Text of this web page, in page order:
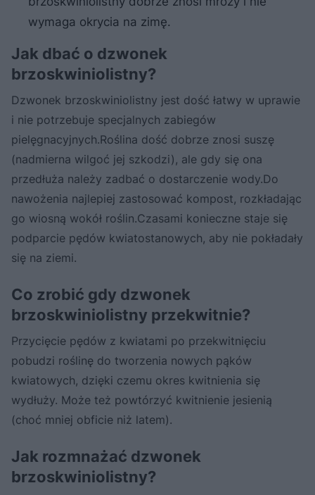
wymaga okrycia na zimę.
Jak dbać o dzwonek
brzoskwiniolistny?
Dzwonek brzoskwiniolistny jest dość łatwy w uprawie
i nie potrzebuje specjalnych zabiegów
pielęgnacyjnych.Roślina dość dobrze znosi suszę
(nadmierna wilgoć jej szkodzi), ale gdy się ona
przedłuża należy zadbać o dostarczenie wody.Do
nawożenia najlepiej zastosować kompost, rozkładając
go wiosną wokół roślin.Czasami konieczne staje się
podparcie pędów kwiatostanowych, aby nie pokładały
się na ziemi.
Co zrobić gdy dzwonek
brzoskwiniolistny przekwitnie?
Przycięcie pędów z kwiatami po przekwitnięciu
pobudzi roślinę do tworzenia nowych pąków
kwiatowych, dzięki czemu okres kwitnienia się
wydłuży. Może też powtórzyć kwitnienie jesienią
(choć mniej obficie niż latem).
Jak rozmnażać dzwonek
brzoskwiniolistny?